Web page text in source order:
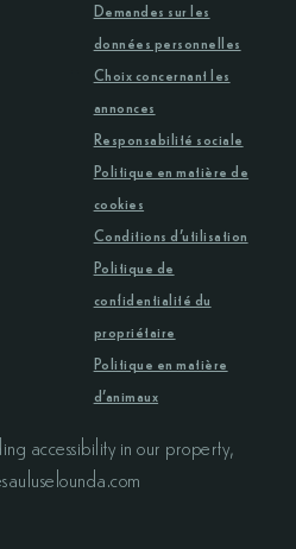
Demandes sur les
données personnelles
Choix concernant les
annonces
Responsabilité sociale
Politique en matière de
cookies
Conditions d’utilisation
Politique de
confidentialité du
propriétaire
Politique en matière
d’animaux
accessibility in our property,